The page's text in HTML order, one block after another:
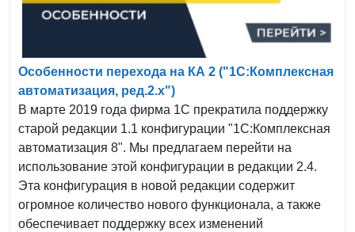
Особенности перехода на КА 2 ("1C:Комплексная
автоматизация, ред.2.х")
В марте 2019 года фирма 1С прекратила поддержку
старой редакции 1.1 конфигурации "1С:Комплексная
автоматизация 8". Мы предлагаем перейти на
использование этой конфигурации в редакции 2.4.
Эта конфигурация в новой редакции содержит
огромное количество нового функционала, а также
обеспечивает поддержку всех изменений